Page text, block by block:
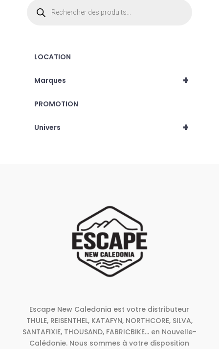
produits
LOCATION
+
Marques
PROMOTION
+
Univers
Escape New Caledonia est votre distributeur
THULE, REISENTHEL, KATAFYN, NORTHCORE, SILVA,
SANTAFIXIE, THOUSAND, FABRICBIKE... en Nouvelle-
Calédonie. Nous sommes à votre disposition